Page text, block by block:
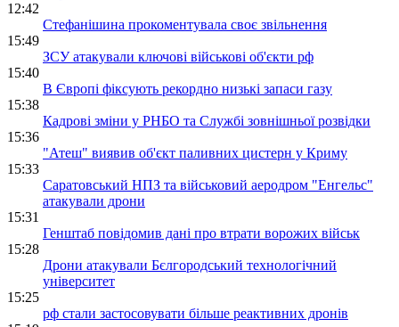
12:42
Стефанішина прокоментувала своє звільнення
15:49
ЗСУ атакували ключові військові об'єкти рф
15:40
В Європі фіксують рекордно низькі запаси газу
15:38
Кадрові зміни у РНБО та Службі зовнішньої розвідки
15:36
"Атеш" виявив об'єкт паливних цистерн у Криму
15:33
Саратовський НПЗ та військовий аеродром "Енгельс"
атакували дрони
15:31
Генштаб повідомив дані про втрати ворожих військ
15:28
Дрони атакували Бєлгородський технологічний
університет
15:25
рф стали застосовувати більше реактивних дронів